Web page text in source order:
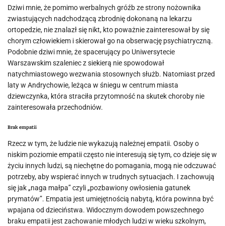
Dziwi mnie, że pomimo werbalnych gróźb ze strony nożownika
zwiastujących nadchodzącą zbrodnię dokonaną na lekarzu
ortopedzie, nie znalazł się nikt, kto poważnie zainteresował by się
chorym człowiekiem i skierował go na obserwację psychiatryczną.
Podobnie dziwi mnie, że spacerujący po Uniwersytecie
Warszawskim szaleniec z siekierą nie spowodował
natychmiastowego wezwania stosownych służb. Natomiast przed
laty w Andrychowie, leżąca w śniegu w centrum miasta
dziewczynka, która straciła przytomność na skutek choroby nie
zainteresowała przechodniów.
Brak empatii
Rzecz w tym, że ludzie nie wykazują należnej empatii. Osoby o
niskim poziomie empatii często nie interesują się tym, co dzieje się w
życiu innych ludzi, są niechętne do pomagania, mogą nie odczuwać
potrzeby, aby wspierać innych w trudnych sytuacjach. I zachowują
się jak „naga małpa” czyli „pozbawiony owłosienia gatunek
prymatów”. Empatia jest umiejętnością nabytą, która powinna być
wpajana od dzieciństwa. Widocznym dowodem powszechnego
braku empatii jest zachowanie młodych ludzi w wieku szkolnym,